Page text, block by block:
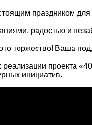
праздником для
радостью и
торжество! Ваша
реализации проекта
инициатив.